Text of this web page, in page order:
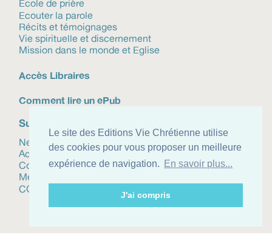
Le site des Editions Vie Chrétienne utilise
des cookies pour vous proposer un meilleure
expérience de navigation.
En savoir plus...
J'ai compris
Ecole de prière
Ecouter la parole
Récits et témoignages
Vie spirituelle et discernement
Mission dans le monde et Eglise
Accès Libraires
Comment lire un ePub
Suivez-nous
Newsletter
Actualités
Contact
Mentions légales
CGV